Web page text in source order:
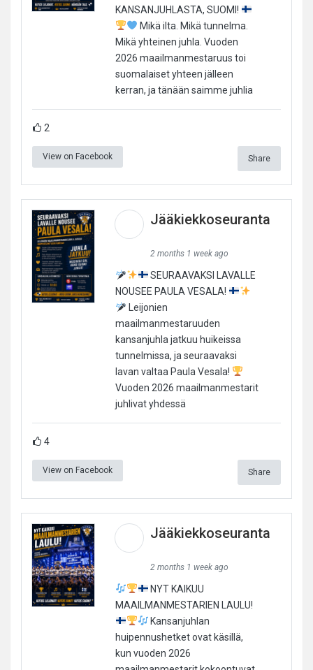
KANSANJUHLASTA, SUOMI!
Mikä ilta. Mikä tunnelma.
Mikä yhteinen juhla. Vuoden
2026 maailmanmestaruus toi
suomalaiset yhteen jälleen
kerran, ja tänään saimme juhlia
2
View on Facebook Share
Jääkiekkoseuranta
2 months 1 week ago
SEURAAVAKSI LAVALLE
NOUSEE PAULA VESALA!
Leijonien
maailmanmestaruuden
kansanjuhla jatkuu huikeissa
tunnelmissa, ja seuraavaksi
lavan valtaa Paula Vesala!
Vuoden 2026 maailmanmestarit
juhlivat yhdessä
4
View on Facebook Share
Jääkiekkoseuranta
2 months 1 week ago
NYT KAIKUU
MAAILMANMESTARIEN LAULU!
Kansanjuhlan
huipennushetket ovat käsillä,
kun vuoden 2026